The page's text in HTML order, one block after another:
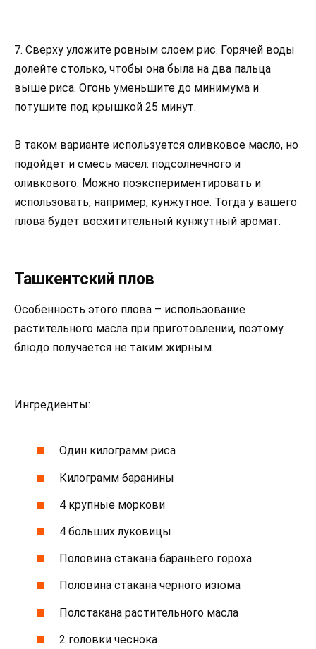
7. Сверху уложите ровным слоем рис. Горячей воды
долейте столько, чтобы она была на два пальца
выше риса. Огонь уменьшите до минимума и
потушите под крышкой 25 минут.
В таком варианте используется оливковое масло, но
подойдет и смесь масел: подсолнечного и
оливкового. Можно поэкспериментировать и
использовать, например, кунжутное. Тогда у вашего
плова будет восхитительный кунжутный аромат.
Ташкентский плов
Особенность этого плова – использование
растительного масла при приготовлении, поэтому
блюдо получается не таким жирным.
Ингредиенты:
Один килограмм риса
Килограмм баранины
4 крупные моркови
4 больших луковицы
Половина стакана бараньего гороха
Половина стакана черного изюма
Полстакана растительного масла
2 головки чеснока